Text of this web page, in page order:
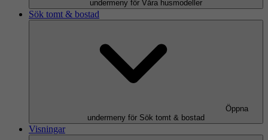
undermeny för Våra husmodeller
Sök tomt & bostad
Öppna
undermeny för Sök tomt & bostad
Visningar